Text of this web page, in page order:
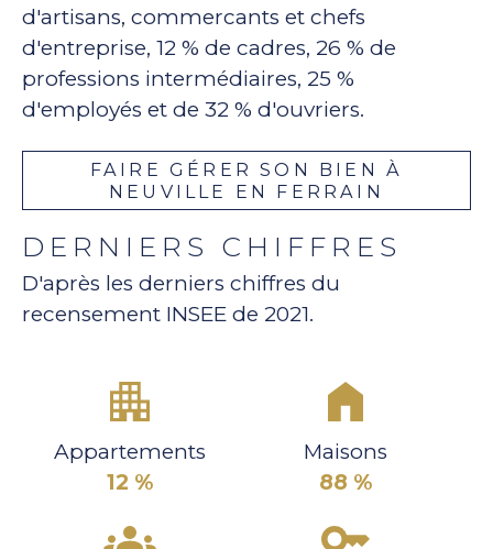
d'artisans, commercants et chefs
d'entreprise, 12 % de cadres, 26 % de
professions intermédiaires, 25 %
d'employés et de 32 % d'ouvriers.
FAIRE GÉRER SON BIEN À
NEUVILLE EN FERRAIN
DERNIERS CHIFFRES
D'après les derniers chiffres du
recensement INSEE de 2021.
Appartements
12 %
Maisons
88 %